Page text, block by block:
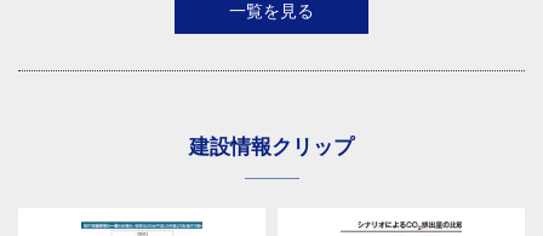
一覧を見る
建設情報クリップ